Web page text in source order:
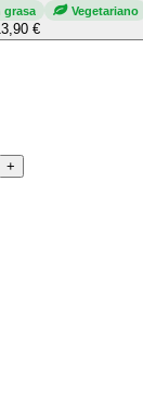
grasa Vegetariano
€
+